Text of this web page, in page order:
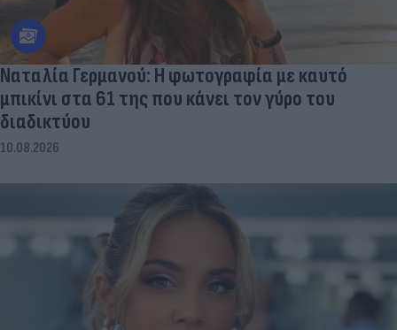
Ναταλία Γερμανού: Η φωτογραφία με καυτό
μπικίνι στα 61 της που κάνει τον γύρο του
διαδικτύου
10.08.2026